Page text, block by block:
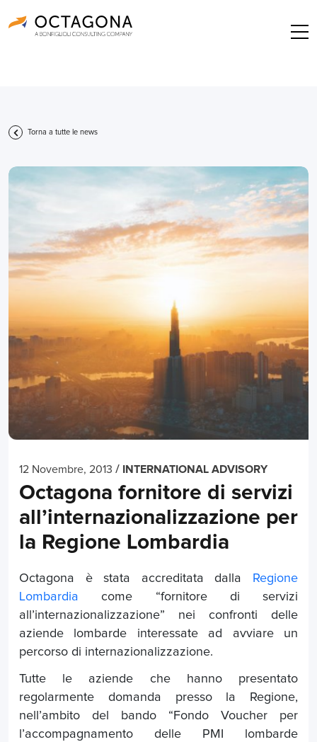
Torna a tutte le news
12 Novembre, 2013 / INTERNATIONAL ADVISORY
Octagona fornitore di servizi
all’internazionalizzazione per
la Regione Lombardia
Octagona è stata acc​reditata dalla
Regione
Lombardia come “fornitore di servizi
all’internazionalizzazione” nei confronti delle
aziende lombarde interessate ad avviare un
percorso di internazionalizzazione.
Tutte le aziende che hanno presentato
regolarmente domanda presso la Regione,
nell’ambito del bando “Fondo Voucher per
l’accompagnamento delle PMI lombarde